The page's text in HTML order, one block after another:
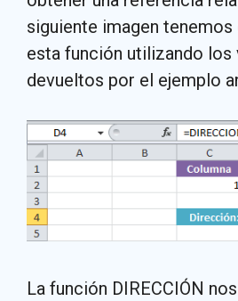
siguiente imagen
esta función utilizando los
devueltos por el ejemplo
La función DIRECCIÓN